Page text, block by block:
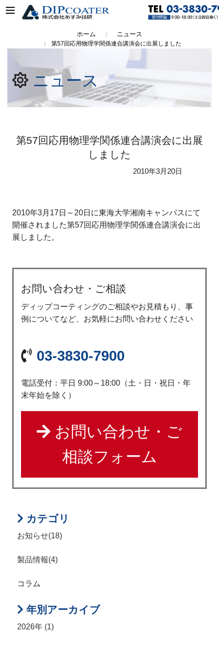
ホーム ニュース
第57回応用物理学関係連合講演会に出展しました
ニュース
第57回応用物理学関係連合講演会に出展
しました
2010年3月20日
2010年3月17日～20日に東海大学湘南キャンパスにて
開催されました第57回応用物理学関係連合講演会に出
展しました。
お問い合わせ・ご相談
ディップコーティングのご相談やお見積もり、事
例についてなど、お気軽にお問い合わせください
03-3830-7900
電話受付：平日 9:00～18:00（土・日・祝日・年
末年始を除く）
お問い合わせ・ご
相談フォーム
カテゴリ
お知らせ(18)
製品情報(4)
コラム
年別アーカイブ
2026年 (1)